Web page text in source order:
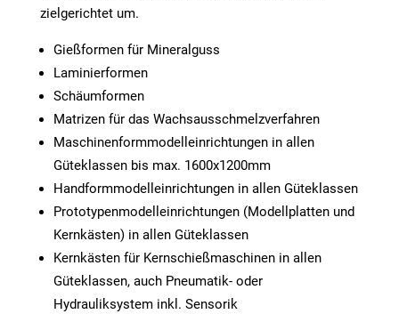
zielgerichtet um.
Gießformen für Mineralguss
Laminierformen
Schäumformen
Matrizen für das Wachsausschmelzverfahren
Maschinenformmodelleinrichtungen in allen
Güteklassen bis max. 1600x1200mm
Handformmodelleinrichtungen in allen Güteklassen
Prototypenmodelleinrichtungen (Modellplatten und
Kernkästen) in allen Güteklassen
Kernkästen für Kernschießmaschinen in allen
Güteklassen, auch Pneumatik- oder
Hydrauliksystem inkl. Sensorik